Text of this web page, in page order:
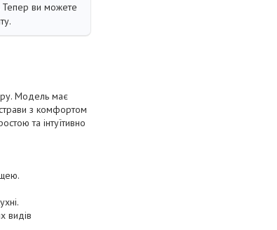
Тепер ви можете
Модель має
з комфортом
та інтуїтивно
видів